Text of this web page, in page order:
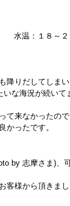
温：１８～
降りだしてしま
いな海況が続いて
て来なかったの
かったです。
by 志摩さま)、
客様から頂きま